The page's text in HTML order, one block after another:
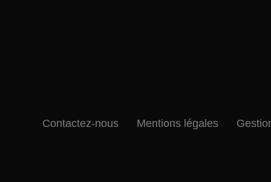
Contactez-nous Mentions légales